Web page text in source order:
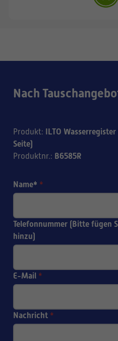
Nach
Produkt: ILTO
Seite)
Produktnr.: B6585R
Name* *
Telefonnummer (Bitte fügen
hinzu)
E-Mail *
Nachricht *